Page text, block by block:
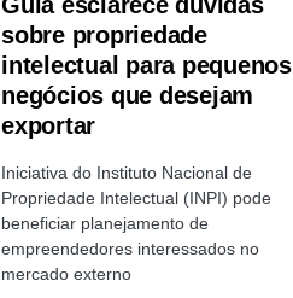
sobre propriedade
intelectual para pequenos
negócios que desejam
exportar
Iniciativa do Instituto Nacional de
Propriedade Intelectual (INPI) pode
beneficiar planejamento de
empreendedores interessados no
mercado externo